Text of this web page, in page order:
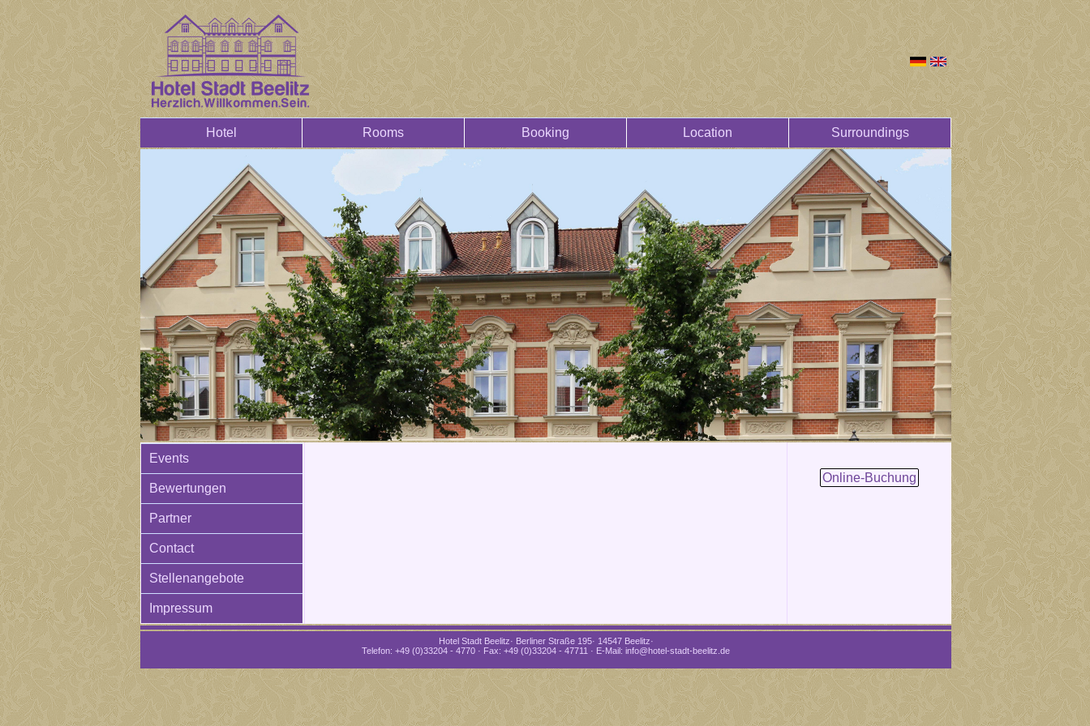
Hotel Rooms Booking Location Surroundings
Events
Bewertungen
Partner
Contact
Stellenangebote
Impressum
Online-Buchung
Hotel Stadt Beelitz· Berliner Straße 195· 14547 Beelitz·
Telefon: +49 (0)33204 - 4770 · Fax: +49 (0)33204 - 47711 · E-Mail: info@hotel-stadt-beelitz.de